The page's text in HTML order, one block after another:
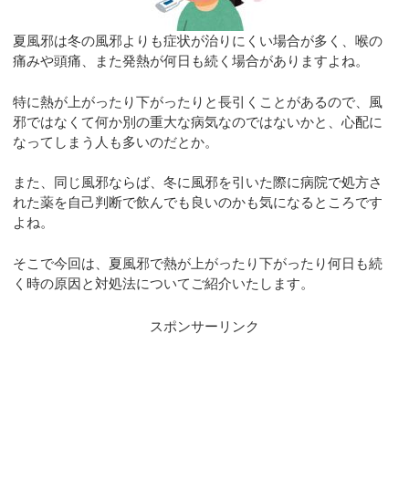
夏風邪は冬の風邪よりも症状が治りにくい場合が多く、喉の
痛みや頭痛、また発熱が何日も続く場合がありますよね。
特に熱が上がったり下がったりと長引くことがあるので、風
邪ではなくて何か別の重大な病気なのではないかと、心配に
なってしまう人も多いのだとか。
また、同じ風邪ならば、冬に風邪を引いた際に病院で処方さ
れた薬を自己判断で飲んでも良いのかも気になるところです
よね。
そこで今回は、夏風邪で熱が上がったり下がったり何日も続
く時の原因と対処法についてご紹介いたします。
スポンサーリンク